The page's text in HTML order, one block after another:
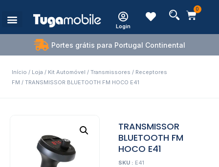
Login
0
Portes grátis para Portugal Continental
Início / Loja / Kit Automóvel / Transmissores / Receptores
FM / TRANSMISSOR BLUETOOTH FM HOCO E41
TRANSMISSOR
BLUETOOTH FM
HOCO E41
SKU : E41